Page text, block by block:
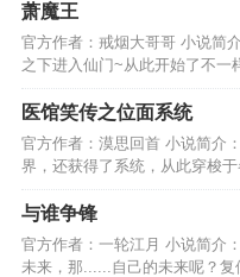
萧魔王
官方作者：戒烟大哥哥 小说简
之下进入仙门~从此开始了不一
起时代混的一席之地么~…
医馆笑传之位面系统
官方作者：漠思回首 小说简介
界，还获得了系统，从此穿梭
更新不稳定，请谅解！…
与谁争锋
官方作者：一轮江月 小说简介
未来，那......自己的未来呢？